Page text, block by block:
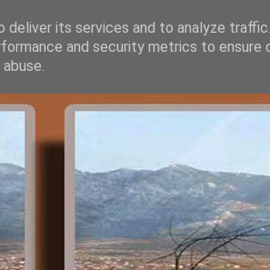
its services and to analyze
and security metrics to ensure